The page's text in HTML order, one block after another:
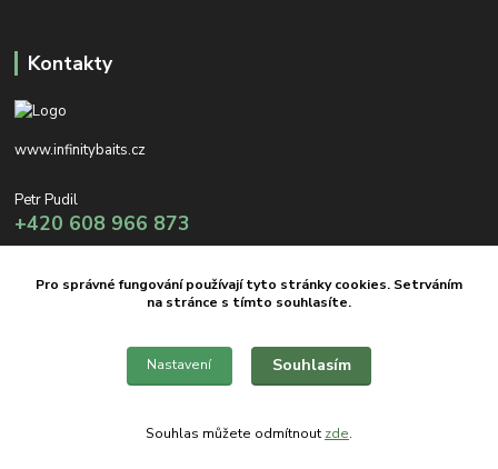
Kontakty
www.infinitybaits.cz
Petr Pudil
+420 608 966 873
Copyright © 2012 INFINITY BAITS
Pro správné fungování používají tyto stránky cookies. Setrváním
na stránce s tímto souhlasíte.
Nastavení Souhlasím
Souhlas můžete odmítnout zde.